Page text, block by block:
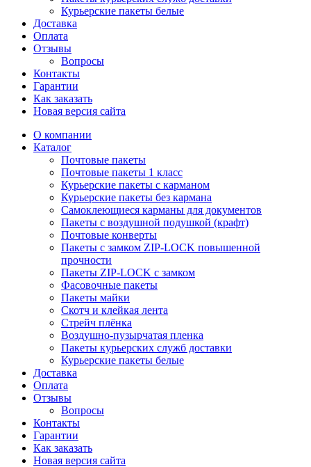
Курьерские пакеты белые
Доставка
Оплата
Отзывы
Вопросы
Контакты
Гарантии
Как заказать
Новая версия сайта
О компании
Каталог
Почтовые пакеты
Почтовые пакеты 1 класс
Курьерские пакеты с карманом
Курьерские пакеты без кармана
Самоклеющиеся карманы для документов
Пакеты с воздушной подушкой (крафт)
Почтовые конверты
Пакеты с замком ZIP-LOCK повышенной
прочности
Пакеты ZIP-LOCK с замком
Фасовочные пакеты
Пакеты майки
Скотч и клейкая лента
Стрейч плёнка
Воздушно-пузырчатая пленка
Пакеты курьерских служб доставки
Курьерские пакеты белые
Доставка
Оплата
Отзывы
Вопросы
Контакты
Гарантии
Как заказать
Новая версия сайта